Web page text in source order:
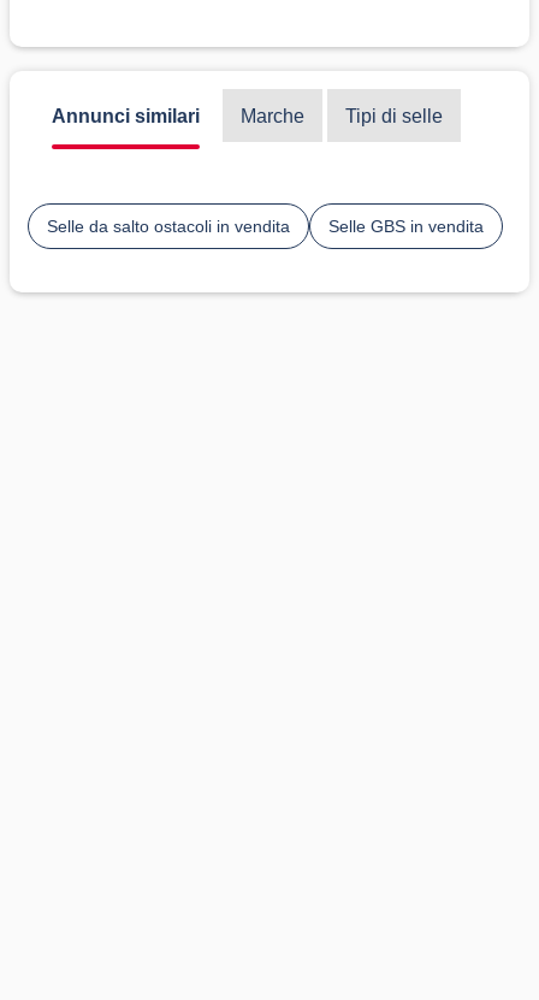
Annunci similari Marche Tipi di selle
Selle da salto ostacoli in vendita Selle GBS in vendita